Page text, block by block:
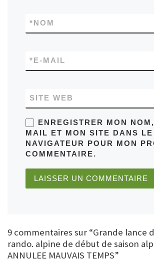
NOM
*
E-MAIL
*
SITE WEB
ENREGISTRER MON
MAIL ET MON SITE DANS LE
NAVIGATEUR POUR MON
COMMENTAIRE.
9 commentaires sur “Grande lance
rando. alpine de début de saison
ANNULEE MAUVAIS TEMPS”